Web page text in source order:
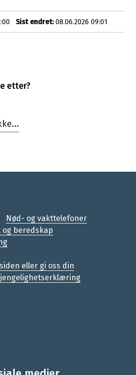
Sist endret 08.06.2026 09:01
etter?
Nød- og vakttelefoner
beredskap
eller gi oss din